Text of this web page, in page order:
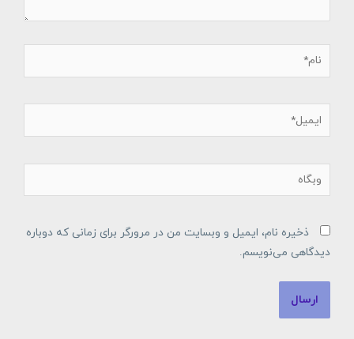
نام*
ایمیل*
وبگاه
ذخیره نام، ایمیل و وبسایت من در مرورگر برای زمانی که دوباره
دیدگاهی می‌نویسم.